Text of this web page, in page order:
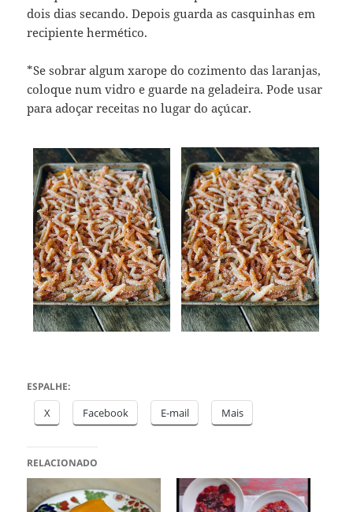
dois dias secando. Depois guarda as casquinhas em
recipiente hermético.
*Se sobrar algum xarope do cozimento das laranjas,
coloque num vidro e guarde na geladeira. Pode usar
para adoçar receitas no lugar do açúcar.
ESPALHE:
X Facebook E-mail Mais
RELACIONADO